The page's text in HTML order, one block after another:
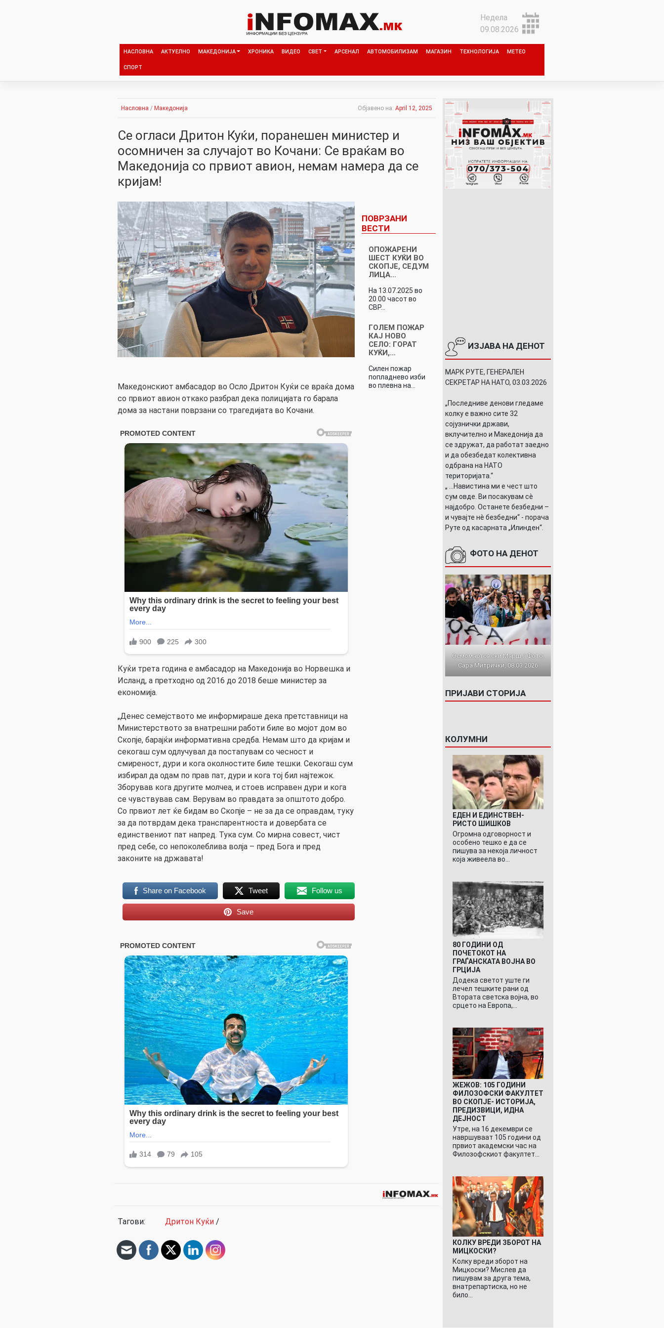
Недела
09.08.2026
НАСЛОВНА АКТУЕЛНО МАКЕДОНИЈА ХРОНИКА ВИДЕО СВЕТ АРСЕНАЛ АВТОМОБИЛИЗАМ МАГАЗИН ТЕХНОЛОГИЈА МЕТЕО
СПОРТ
Насловна / Македонија Објавено на: April 12, 2025
Се огласи Дритон Куќи, поранешен министер и
осомничен за случајот во Кочани: Се враќам во
Македонија со првиот авион, немам намера да се
кријам!
Македонскиот амбасадор во Осло Дритон Куќи се враќа дома
со првиот авион откако разбрал дека полицијата го барала
дома за настани поврзани со трагедијата во Кочани.
Куќи трета година е амбасадор на Македонија во Норвешка и
Исланд, а претходно од 2016 до 2018 беше министер за
економија.
„Денес семејството ме информираше дека претставници на
Министерството за внатрешни работи биле во мојот дом во
Скопје, барајќи информативна средба. Немам што да кријам и
секогаш сум одлучувал да постапувам со чесност и
смиреност, дури и кога околностите биле тешки. Секогаш сум
избирал да одам по прав пат, дури и кога тој бил најтежок.
Зборував кога другите молчеа, и стоев исправен дури и кога
се чувствував сам. Верувам во правдата за општото добро.
Со првиот лет ќе бидам во Скопје – не за да се оправдам, туку
за да потврдам дека транспарентноста и довербата се
единствениот пат напред. Тука сум. Со мирна совест, чист
пред себе, со непоколеблива волја – пред Бога и пред
законите на државата!
Share on Facebook Tweet Follow us
Save
ПОВРЗАНИ
ВЕСТИ
OПОЖАРЕНИ
ШЕСТ КУЌИ ВО
СКОПЈЕ, СЕДУМ
ЛИЦА…
На 13.07.2025 во
20.00 часот во
СВР…
ГОЛЕМ ПОЖАР
КАЈ НОВО
СЕЛО: ГОРАТ
КУЌИ,…
Силен пожар
попладнево изби
во плевна на…
Тагови: Дритон Куќи /
ИЗЈАВА НА ДЕНОТ
МАРК РУТЕ, ГЕНЕРАЛЕН
СЕКРЕТАР НА НАТО, 03.03.2026
„Последниве денови гледаме
колку е важно сите 32
сојузнички држави,
вклучително и Македонија да
се здружат, да работат заедно
и да обезбедат колективна
одбрана на НАТО
територијата.“
„ ...Навистина ми е чест што
сум овде. Ви посакувам сè
најдобро. Останете безбедни –
и чувајте нè безбедни“ - порача
Руте од касарната „Илинден“.
ФОТО НА ДЕНОТ
Осмомартовски Марш / Фото:
Сара Митрички, 08.03.2026
ПРИЈАВИ СТОРИЈА
КОЛУМНИ
ЕДЕН И ЕДИНСТВЕН-
РИСТО ШИШКОВ
Огромна одговорност и
особено тешко е да се
пишува за некоја личност
која живеела во…
80 ГОДИНИ ОД
ПОЧЕТОКОТ НА
ГРАЃАНСКАТА ВОЈНА ВО
ГРЦИЈА
Додека светот уште ги
лечел тешките рани од
Втората светска војна, во
срцето на Европа,…
ЖЕЖОВ: 105 ГОДИНИ
ФИЛОЗОФСКИ ФАКУЛТЕТ
ВО СКОПЈЕ- ИСТОРИЈА,
ПРЕДИЗВИЦИ, ИДНА
ДЕЈНОСТ
Утре, на 16 декември се
навршуваат 105 години од
првиот академски час на
Филозофскиот факултет…
КОЛКУ ВРЕДИ ЗБОРОТ НА
МИЦКОСКИ?
Колку вреди зборот на
Мицкоски? Мислев да
пишувам за друга тема,
внатрепартиска, но не
било…